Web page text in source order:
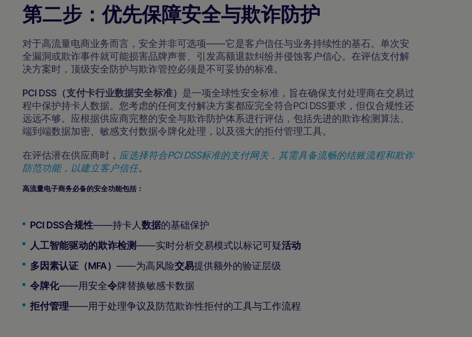
第二步：优先保障安全与欺诈防护
对于高流量电商业务而言，安全并非可选项——它是客户信任与业务持续性的基石。单次安
全漏洞或欺诈事件就可能损害品牌声誉、引发高额退款纠纷并侵蚀客户信心。在评估支付解
决方案时，顶级安全防护与欺诈管控必须是不可妥协的标准。
PCI DSS（支付卡行业数据安全标准） 是一项全球性安全标准，旨在确保支付处理商在交易过
程中保护持卡人数据。您考虑的任何支付解决方案都应完全符合PCI DSS要求，但仅合规性还
远远不够。应根据供应商完整的安全与欺诈防护体系进行评估，包括先进的欺诈检测算法、
端到端数据加密、敏感支付数据令牌化处理，以及强大的拒付管理工具。
在评估潜在供应商时， 应选择符合PCI DSS标准的支付网关，其需具备流畅的结账流程和欺诈
防范功能，以建立客户信任。
高流量电子商务必备的安全功能包括：
PCI DSS合规性——持卡人数据的基础保护
人工智能驱动的欺诈检测——实时分析交易模式以标记可疑活动
多因素认证（MFA） ——为高风险交易提供额外的验证层级
令牌化——用安全令牌替换敏感卡数据
拒付管理——用于处理争议及防范欺诈性拒付的工具与工作流程